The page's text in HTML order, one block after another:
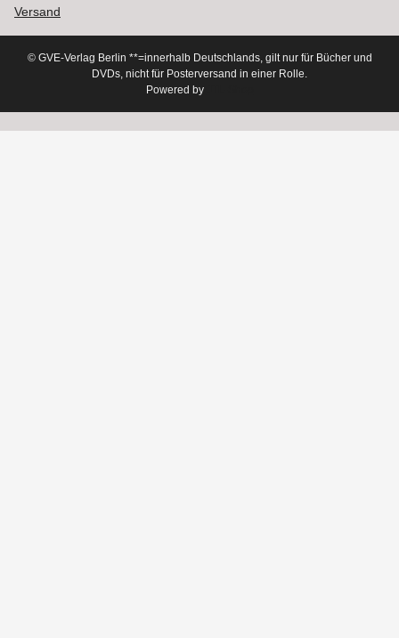
Versand
© GVE-Verlag Berlin **=innerhalb Deutschlands, gilt nur für Bücher und
DVDs, nicht für Posterversand in einer Rolle.
Powered by